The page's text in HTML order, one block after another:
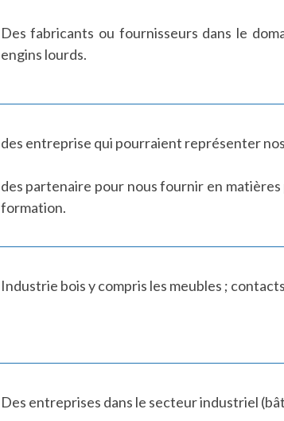
Des fabricants ou fournisseurs dans le
engins lourds.
des entreprise qui pourraient représenter
des partenaire pour nous fournir en
formation.
Industrie bois y compris les meubles ;
Des entreprises dans le secteur industriel